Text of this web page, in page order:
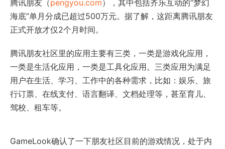
腾讯朋友（pengyou.com），其中包括齐乐互动的“梦幻
海底”单月分成已超过500万元。据了解，这距离腾讯朋友
正式开放才仅2个月时间。
腾讯朋友社区里的应用主要有三类，一类是游戏化应用，
一类是生活化应用，一类是工具化应用。三类应用为满足
用户在生活、学习、工作中的各种需求，比如：娱乐、旅
行订票、在线支付、语言翻译、文档处理等，甚至育儿、
驾校、租车等。
GameLook确认了一下朋友社区目前的游戏情况，处于内